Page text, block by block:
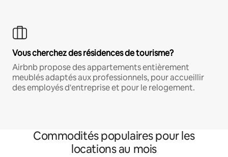
Vous cherchez des résidences de tourisme?
Airbnb propose des appartements entièrement
meublés adaptés aux professionnels, pour accueillir
des employés d'entreprise et pour le relogement.
Commodités populaires pour les
locations au mois